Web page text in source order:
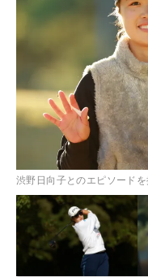
渋野日向子とのエピソード